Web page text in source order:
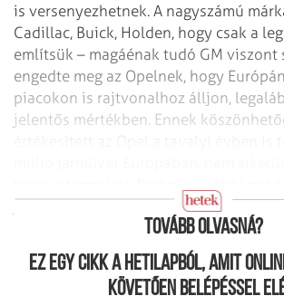
is versenyezhetnek. A nagyszámú
Cadillac, Buick, Holden, hogy csak a
említsük – magáénak tudó GM viszont
engedte meg az Opelnek, hogy
piacokon is rajtvonalhoz álljon,
jelentős mértékben. Ennek
jelentősen átrendeződött a globális
Tovább olvasná?
Ez egy cikk a hetilapból, amit
követően belépéssel